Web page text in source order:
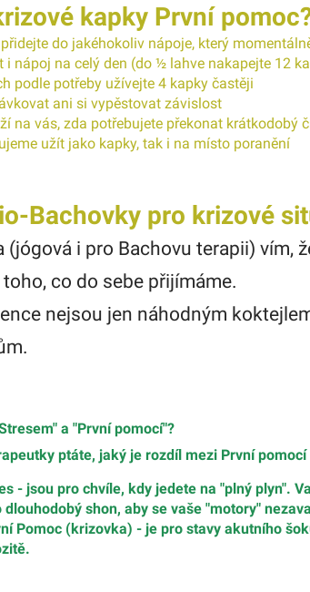
kapky První
do jakéhokoliv nápoje, který
i nápoj na celý den (do ½ lahve nakapejte 12
podle potřeby užívejte 4 kapky častěji
ani si vypěstovat závislost
na vás, zda potřebujete překonat krátkodobý
užít jako kapky, tak i na místo poranění
Bachovky pro krizové
(jógová i pro Bachovu terapii) vím,
co do sebe přijímáme.
nejsou jen náhodným
a "První pomocí"?
ptáte, jaký je rozdíl mezi První
- jsou pro chvíle, kdy jedete na "plný plyn".
shon, aby se vaše "motory"
Pomoc (krizovka) - je pro stavy akutního